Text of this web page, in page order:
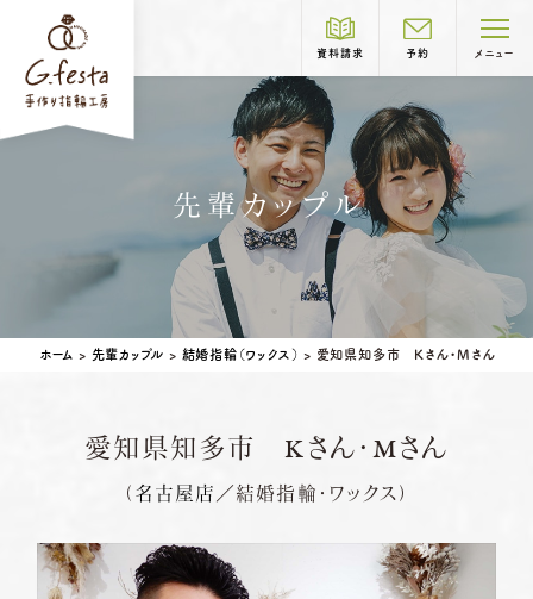
資料請求 予約 メニュー
制作コース紹介
COURSE
結婚指輪 婚約指輪
ベビーリング 結婚記念日リング
先輩カップル
ホーム > 先輩カップル > 結婚指輪（ワックス） > 愛知県知多市 Kさん・Mさん
愛知県知多市 Kさん・Mさん
（名古屋店／結婚指輪・ワックス）
岐阜本店 TEL.058-265-2756
※祝日の場合は営業
名古屋店 TEL.052-261-6676
定休日
第2・第4火曜日・毎週水曜日
※祝日の場合は営業